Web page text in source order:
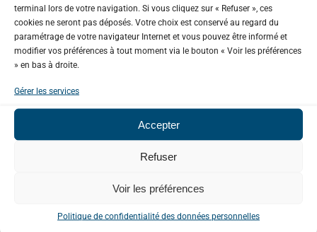
terminal lors de votre navigation. Si vous cliquez sur « Refuser », ces
cookies ne seront pas déposés. Votre choix est conservé au regard du
paramétrage de votre navigateur Internet et vous pouvez être informé et
modifier vos préférences à tout moment via le bouton « Voir les préférences
» en bas à droite.
Gérer les services
Accepter
Refuser
Voir les préférences
Politique de confidentialité des données personnelles